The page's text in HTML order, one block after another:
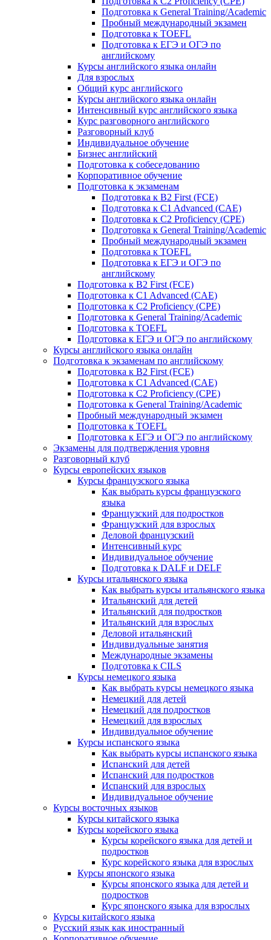
Подготовка к General Training/Academic
Пробный международный экзамен
Подготовка к TOEFL
Подготовка к ЕГЭ и ОГЭ по
английскому
Курсы английского языка онлайн
Для взрослых
Общий курс английского
Курсы английского языка онлайн
Интенсивный курс английского языка
Курс разговорного английского
Разговорный клуб
Индивидуальное обучение
Бизнес английский
Подготовка к собеседованию
Корпоративное обучение
Подготовка к экзаменам
Подготовка к B2 First (FCE)
Подготовка к C1 Advanced (CAE)
Подготовка к C2 Proficiency (CPE)
Подготовка к General Training/Academic
Пробный международный экзамен
Подготовка к TOEFL
Подготовка к ЕГЭ и ОГЭ по
английскому
Подготовка к B2 First (FCE)
Подготовка к C1 Advanced (CAE)
Подготовка к C2 Proficiency (CPE)
Подготовка к General Training/Academic
Подготовка к TOEFL
Подготовка к ЕГЭ и ОГЭ по английскому
Курсы английского языка онлайн
Подготовка к экзаменам по английскому
Подготовка к B2 First (FCE)
Подготовка к C1 Advanced (CAE)
Подготовка к C2 Proficiency (CPE)
Подготовка к General Training/Academic
Пробный международный экзамен
Подготовка к TOEFL
Подготовка к ЕГЭ и ОГЭ по английскому
Экзамены для подтверждения уровня
Разговорный клуб
Курсы европейских языков
Курсы французского языка
Как выбрать курсы французского
языка
Французский для подростков
Французский для взрослых
Деловой французский
Интенсивный курс
Индивидуальное обучение
Подготовка к DALF и DELF
Курсы итальянского языка
Как выбрать курсы итальянского языка
Итальянский для детей
Итальянский для подростков
Итальянский для взрослых
Деловой итальянский
Индивидуальные занятия
Международные экзамены
Подготовка к CILS
Курсы немецкого языка
Как выбрать курсы немецкого языка
Немецкий для детей
Немецкий для подростков
Немецкий для взрослых
Индивидуальное обучение
Курсы испанского языка
Как выбрать курсы испанского языка
Испанский для детей
Испанский для подростков
Испанский для взрослых
Индивидуальное обучение
Курсы восточных языков
Курсы китайского языка
Курсы корейского языка
Курсы корейского языка для детей и
подростков
Курс корейского языка для взрослых
Курсы японского языка
Курсы японского языка для детей и
подростков
Курс японского языка для взрослых
Курсы китайского языка
Русский язык как иностранный